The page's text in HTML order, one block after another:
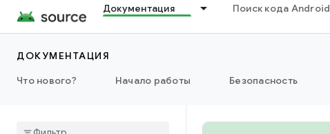
Документация Поиск кода Android
ДОКУМЕНТАЦИЯ
Что нового?
Начало работы Безопасность